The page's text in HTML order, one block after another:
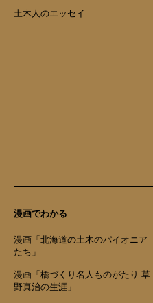
土木人のエッセイ
漫画でわかる
漫画「北海道の土木のパイオニア
たち」
漫画「橋づくり名人ものがたり 草
野真治の生涯」